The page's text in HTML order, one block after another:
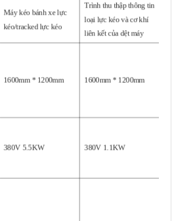
Máy kéo bánh xe lực
kéo/tracked lực kéo
Trình thu thập thông tin
loại lực kéo và cơ khí
liên kết của dệt máy
1600mm * 1200mm 1600mm * 1200mm
380V 5.5KW 380V 1.1KW